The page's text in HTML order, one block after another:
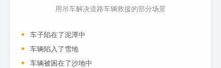
用吊车解决道路车辆救援的部分场景
车子陷在了泥潭中
车辆陷入了雪地
车辆被困在了沙地中